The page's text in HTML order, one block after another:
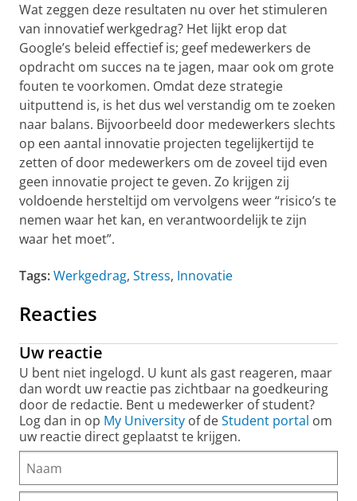
Wat zeggen deze resultaten nu over het stimuleren
van innovatief werkgedrag? Het lijkt erop dat
Google’s beleid effectief is; geef medewerkers de
opdracht om succes na te jagen, maar ook om grote
fouten te voorkomen. Omdat deze strategie
uitputtend is, is het dus wel verstandig om te zoeken
naar balans. Bijvoorbeeld door medewerkers slechts
op een aantal innovatie projecten tegelijkertijd te
zetten of door medewerkers om de zoveel tijd even
geen innovatie project te geven. Zo krijgen zij
voldoende hersteltijd om vervolgens weer “risico’s te
nemen waar het kan, en verantwoordelijk te zijn
waar het moet”.
Tags:Werkgedrag, Stress, Innovatie
Reacties
Uw reactie
U bent niet ingelogd. U kunt als gast reageren, maar
dan wordt uw reactie pas zichtbaar na goedkeuring
door de redactie. Bent u medewerker of student?
Log dan in op My University of deStudent portal om
uw reactie direct geplaatst te krijgen.